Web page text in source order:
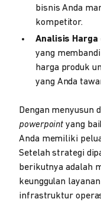
bisnis Anda
kompetitor.
Analisis Harga
yang
harga produk
yang Anda
Dengan menyusun
powerpoint yang
Anda memiliki
Setelah strategi
berikutnya adalah
keunggulan
infrastruktur